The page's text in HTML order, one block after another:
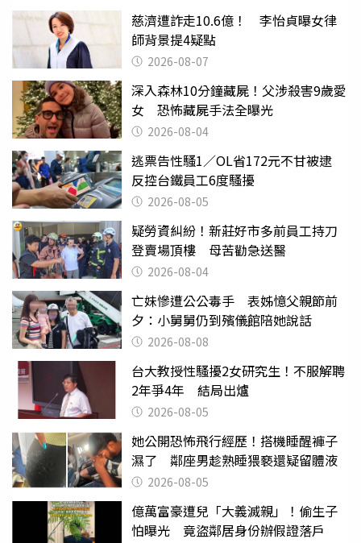
慈濟遭詐走10.6億！ 李怡貞曝女律
師背景提4疑點
2026-08-07
深入森林10分鐘藏屍！父涉殺害9歲愛
女 恐怖藏屍手法全曝光
2026-08-04
逃票告性騷1／OL省172元不甘被逮
反控台鐵員工6度騷擾
2026-08-05
疑勞資糾紛！新莊好市多前員工持刀
登賣場頂樓 母苦勸急送醫
2026-08-04
亡妹慘遭公公毒手 表姊憶父親節前
夕：小舅舅仍到殯儀館陪她說話
2026-08-08
台大教授性騷擾2女研究生！不服解聘
2年爭4年 結局出爐
2026-08-05
她公開恐怖飛行經歷！搭機睡醒褲子
濕了 鄰座男趁熟睡猥褻還疑留體液
2026-08-05
億萬富豪遭兒「大義滅親」！偷生子
怕曝光 竟盜鄰居身份辦假證落戶